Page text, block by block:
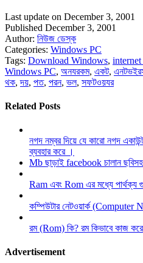
Last update on December 3, 2001
Published December 3, 2001
Author: নিউজ ডেস্ক
Categories: Windows PC
Tags: Download Windows,
Windows PC, অনযরকম, একট,
থক,দয়, পত, পরন, ভল, সফটওয়যর
Related Posts
নগদ নম্বর দিয়ে যে কারো নগদ
ব্যবহার করে ।
Mb ছাড়াই facebook চালান ছবিসহ
Ram এবং Rom এর মধ্যে পার্থক্য
কম্পিউটার নেটওয়ার্ক (Computer
রম (Rom) কি? রম কিভাবে কাজ করে
Advertisement